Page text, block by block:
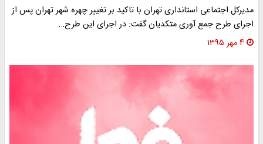
اجتماعی استانداری تهران با تاکید بر تغییر چهره شهر تهران پس از
طرح جمع آوری متکدیان گفت: در اجرای این طرح…